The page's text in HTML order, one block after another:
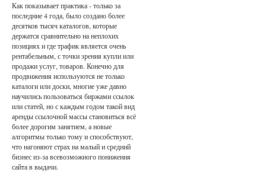
Как показывает практика - только за
последние 4 года, было создано более
десятков тысяч каталогов, которые
держатся сравнительно на неплохих
позициях и где трафик является очень
рентабельным, с точки зрения купли или
продажи услуг, товаров. Конечно для
продвижения используются не только
каталоги или доски, многие уже давно
научились пользоваться биржами ссылок
или статей, но с каждым годом такой вид
аренды ссылочной массы становиться всё
более дорогим занятием, а новые
алгоритмы только тому и способствуют,
что нагоняют страх на малый и средний
бизнес из-за всевозможного понижения
сайта в выдачи.